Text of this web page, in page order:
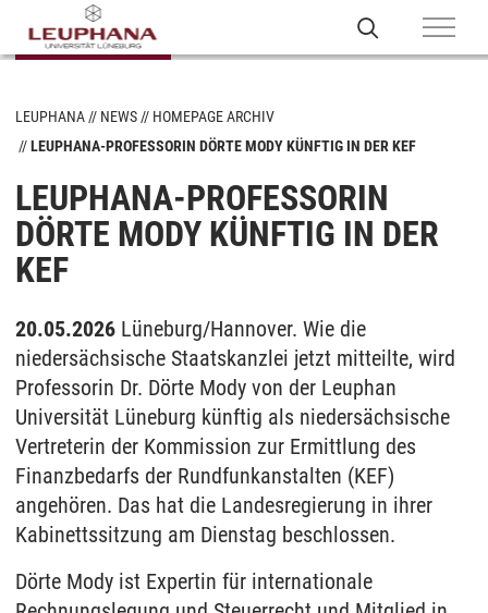
LEUPHANA NEWS
HOMEPAGE ARCHIV
LEUPHANA-PROFESSORIN DÖRTE MODY KÜNFTIG IN DER KEF
LEUPHANA-PROFESSORIN
DÖRTE MODY KÜNFTIG IN DER
KEF
20.05.2026 Lüneburg/Hannover. Wie die
niedersächsische Staatskanzlei jetzt mitteilte, wird
Professorin Dr. Dörte Mody von der Leuphan
Universität Lüneburg künftig als niedersächsische
Vertreterin der Kommission zur Ermittlung des
Finanzbedarfs der Rundfunkanstalten (KEF)
angehören. Das hat die Landesregierung in ihrer
Kabinettssitzung am Dienstag beschlossen.
Dörte Mody ist Expertin für internationale